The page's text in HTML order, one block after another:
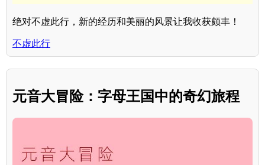
绝对不虚此行，新的经历和美丽的风景让我收获颇丰！
不虚此行
元音大冒险：字母王国中的奇幻旅程